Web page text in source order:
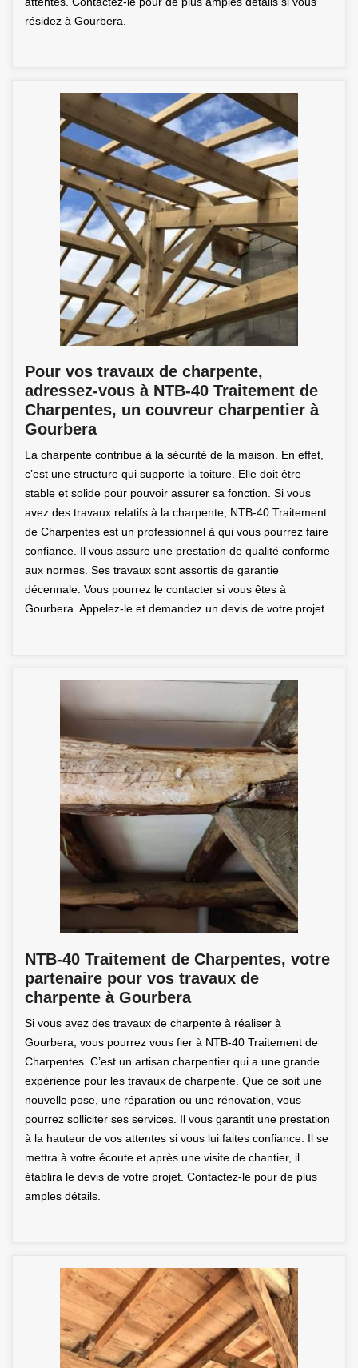
résidez à Gourbera.
Pour vos travaux de charpente,
adressez-vous à NTB-40 Traitement de
Charpentes, un couvreur charpentier à
Gourbera
La charpente contribue à la sécurité de la maison. En effet,
c’est une structure qui supporte la toiture. Elle doit être
stable et solide pour pouvoir assurer sa fonction. Si vous
avez des travaux relatifs à la charpente, NTB-40 Traitement
de Charpentes est un professionnel à qui vous pourrez faire
confiance. Il vous assure une prestation de qualité conforme
aux normes. Ses travaux sont assortis de garantie
décennale. Vous pourrez le contacter si vous êtes à
Gourbera. Appelez-le et demandez un devis de votre projet.
NTB-40 Traitement de Charpentes, votre
partenaire pour vos travaux de
charpente à Gourbera
Si vous avez des travaux de charpente à réaliser à
Gourbera, vous pourrez vous fier à NTB-40 Traitement de
Charpentes. C’est un artisan charpentier qui a une grande
expérience pour les travaux de charpente. Que ce soit une
nouvelle pose, une réparation ou une rénovation, vous
pourrez solliciter ses services. Il vous garantit une prestation
à la hauteur de vos attentes si vous lui faites confiance. Il se
mettra à votre écoute et après une visite de chantier, il
établira le devis de votre projet. Contactez-le pour de plus
amples détails.